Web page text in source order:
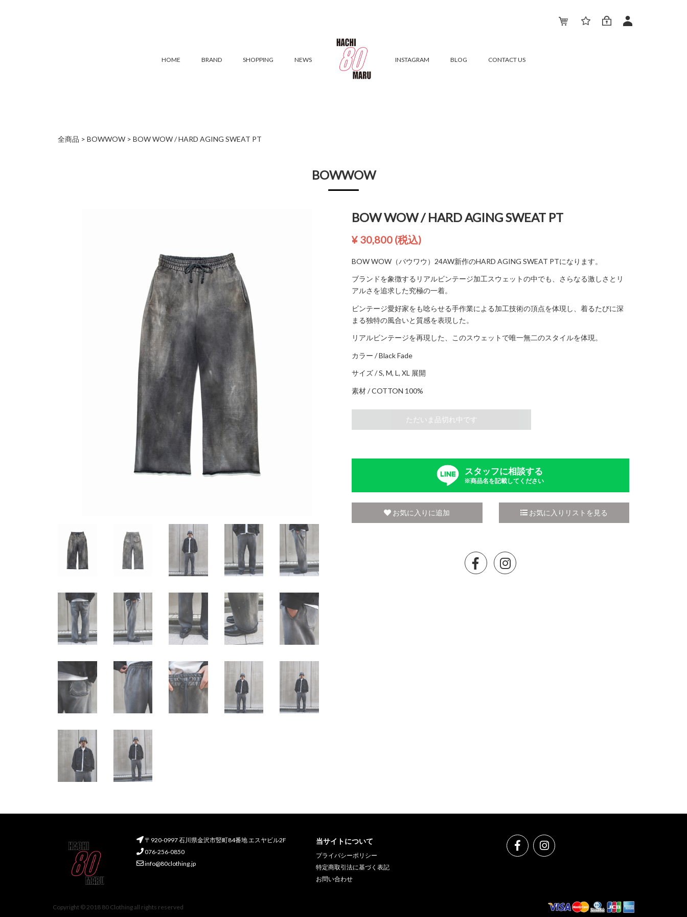
HOME BRAND SHOPPING NEWS INSTAGRAM BLOG CONTACT US
全商品 BOWWOW BOW WOW / HARD AGING SWEAT PT
BOWWOW
BOW WOW / HARD AGING SWEAT PT
¥ 30,800 (税込)
BOW WOW（バウワウ）24AW新作のHARD AGING SWEAT PTになります。
ブランドを象徴するリアルビンテージ加工スウェットの中でも、さらなる激しさとリ
アルさを追求した究極の一着。
ビンテージ愛好家をも唸らせる手作業による加工技術の頂点を体現し、着るたびに深
まる独特の風合いと質感を表現した。
リアルビンテージを再現した、このスウェットで唯一無二のスタイルを体現。
カラー / Black Fade
サイズ / S, M, L, XL 展開
素材 / COTTON 100%
ただいま品切れ中です
スタッフに相談する
※商品名を記載してください
お気に入りに追加 お気に入りリストを見る
〒920-0997 石川県金沢市竪町84番地 エスヤビル2F
076-256-0850
info@80clothing.jp
当サイトについて
プライバシーポリシー
特定商取引法に基づく表記
お問い合わせ
Copyright © 2018 80 Clothing all rights reserved